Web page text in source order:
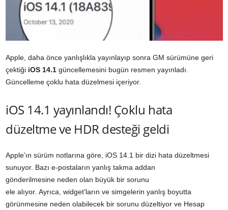
Apple, daha önce yanlışlıkla yayınlayıp sonra GM sürümüne geri
çektiği iOS 14.1 güncellemesini bugün resmen yayınladı.
Güncelleme çoklu hata düzelmesi içeriyor.
iOS 14.1 yayınlandı! Çoklu hata
düzeltme ve HDR desteği geldi
Apple’ın sürüm notlarına göre, iOS 14.1 bir dizi hata düzeltmesi
sunuyor. Bazı e-postaların yanlış takma addan
gönderilmesine neden olan büyük bir sorunu
ele alıyor. Ayrıca, widget’ların ve simgelerin yanlış boyutta
görünmesine neden olabilecek bir sorunu düzeltiyor ve Hesap